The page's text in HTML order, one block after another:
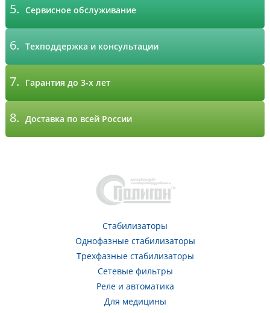
5. Сервисное обслуживание
6. Техподдержка и консультации
7. Гарантия до 3-х лет
8. Доставка по всей России
Стабилизаторы
Однофазные стабилизаторы
Трехфазные стабилизаторы
Сетевые фильтры
Реле и автоматика
Для медицины